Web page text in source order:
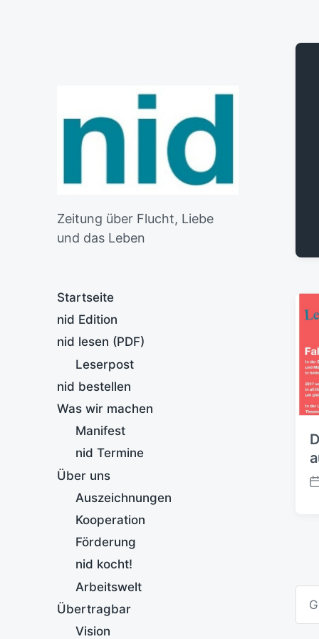
Zeitung über Flucht, Liebe
und das Leben
Startseite
nid Edition
nid lesen (PDF)
Leserpost
nid bestellen
Was wir machen
Manifest
nid Termine
Über uns
Auszeichnungen
Kooperation
Förderung
nid kocht!
Arbeitswelt
Übertragbar
Vision
B
d
a